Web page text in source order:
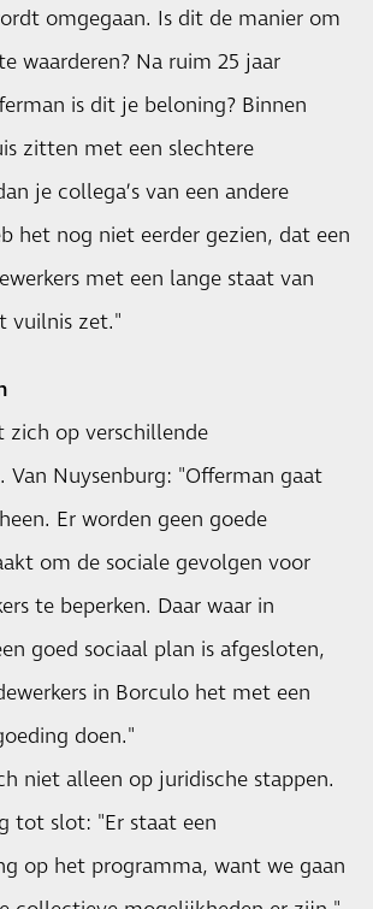
omgegaan. Is dit de manier om
waarderen? Na ruim 25 jaar
is dit je beloning? Binnen
zitten met een slechtere
je collega’s van een andere
het nog niet eerder gezien, dat een
met een lange staat van
vuilnis zet."
zich op verschillende
Van Nuysenburg: "Offerman gaat
Er worden geen goede
om de sociale gevolgen voor
te beperken. Daar waar in
goed sociaal plan is afgesloten,
in Borculo het met een
doen."
niet alleen op juridische stappen.
tot slot: "Er staat een
op het programma, want we gaan